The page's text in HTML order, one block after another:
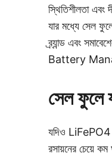
স্থিতিশীলতা এবং
যার মধ্যে সেল
ব্র্যান্ড এবং
Battery
সেল ফুলে
যদিও LiFePO4
রসায়নের চেয়ে